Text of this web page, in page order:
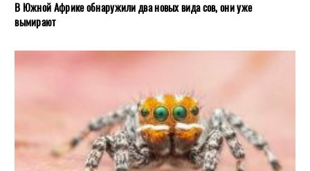
В Южной Африке обнаружили два новых вида сов, они уже
вымирают